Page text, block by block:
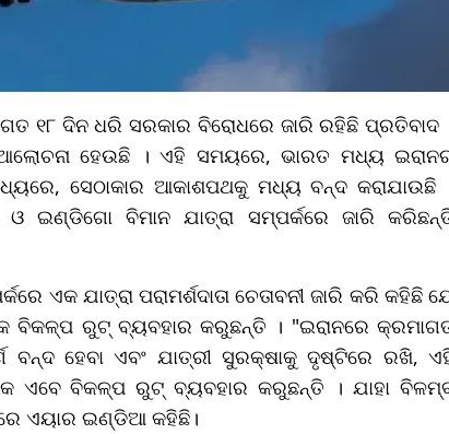
୧୮ ଦିନ ଧରି ସରକାର ବିରୋଧରେ ଜାରି ରହିଛି ପ୍ରତିବାଦ
ହେଉଛି । ଏହି ସମୟରେ, ଭାରତ ମଧ୍ୟ
ସେଠାକାର ଆକାଶପଥକୁ ମଧ୍ୟ ବନ୍ଦ କରାଯାଉଛି
ଇଣ୍ଡିଗୋ ବିମାନ ଯାତ୍ରା ସମ୍ପର୍କରେ ଜାରି
ଯାତ୍ରା ପରାମର୍ଶଦାତା ଚେତାବନୀ ଜାରି କରି କହିଛି
ବିକଳ୍ପ ରୁଟ୍ ବ୍ୟବହାର କରୁଛନ୍ତି । "ଇରାନରେ
ବନ୍ଦ ହେବା ଏବଂ ଯାତ୍ରୀ ସୁରକ୍ଷାକୁ ଦୃଷ୍ଟିରେ ରଖି,
ବିକଳ୍ପ ରୁଟ୍ ବ୍ୟବହାର କରୁଛନ୍ତି । ଯାହା
ଏୟାର ଇଣ୍ଡିଆ କହିଛି।